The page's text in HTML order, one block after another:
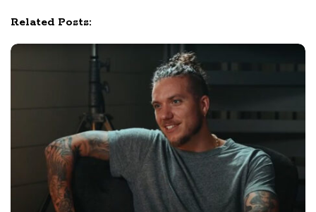
Related Posts: